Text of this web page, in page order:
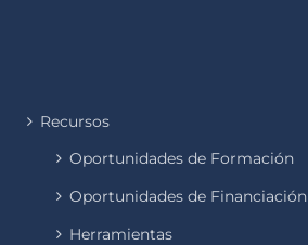
Recursos
Oportunidades de Formación
Oportunidades de Financiación
Herramientas